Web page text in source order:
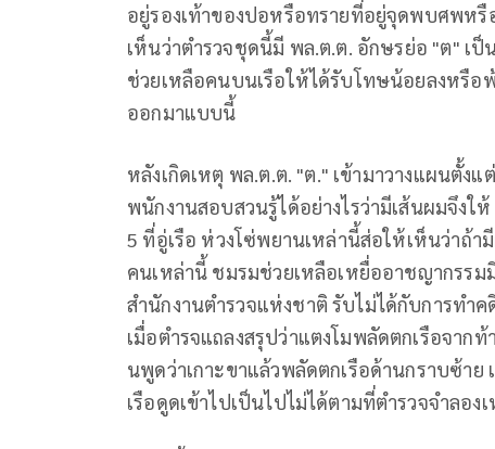
อยู่รองเท้าของปอหรือทรายที่อยู่จุดพบศพห
เห็นว่าตำรวจชุดนี้มี พล.ต.ต. อักษรย่อ "ต" เ
ช่วยเหลือคนบนเรือให้ได้รับโทษน้อยลงหรือ
ออกมาแบบนี้
หลังเกิดเหตุ พล.ต.ต. "ต." เข้ามาวางแผนตั้ง
พนักงานสอบสวนรู้ได้อย่างไรว่ามีเส้นผมจึงใ
5 ที่อู่เรือ ห่วงโซ่พยานเหล่านี้ส่อให้เห็นว่าถ้
คนเหล่านี้ ชมรมช่วยเหลือเหยื่ออาชญากรร
สำนักงานตำรวจแห่งชาติ รับไม่ได้กับการทำ
เมื่อตำรจแถลงสรุปว่าแตงโมพลัดตกเรือจาก
นพูดว่าเกาะขาแล้วพลัดตกเรือด้านกราบซ้า
เรือดูดเข้าไปเป็นไปไม่ได้ตามที่ตำรวจจำลอง